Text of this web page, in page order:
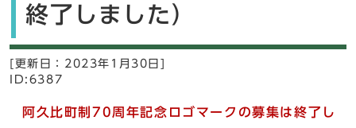
終了しました）
[更新日： 2023年1月30日]
ID:6387
阿久比町制70周年記念ロゴマークの募集は終了し